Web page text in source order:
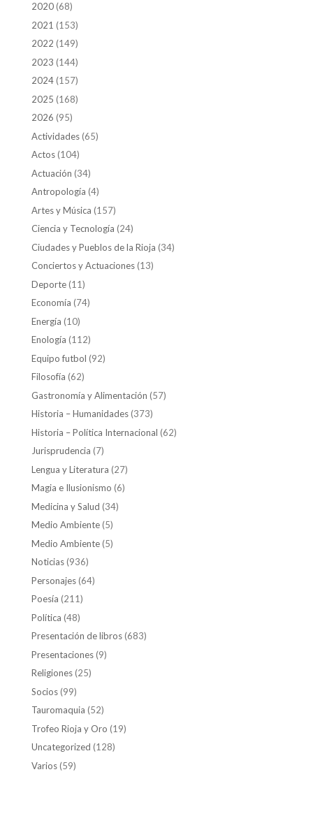
2020(68)
2021 (153)
2022 (149)
2023 (144)
2024(157)
2025 (168)
2026 (95)
Actividades(65)
Actos(104)
Actuación (34)
Antropología (4)
Artes y Música (157)
Ciencia y Tecnología (24)
Ciudades y Pueblos de la Rioja (34)
Conciertos y Actuaciones(13)
Deporte(11)
Economía (74)
Energía (10)
Enología (112)
Equipo futbol (92)
Filosofía (62)
Gastronomía y Alimentación (57)
Historia – Humanidades(373)
Historia – Política Internacional (62)
Jurisprudencia (7)
Lengua y Literatura (27)
Magia e Ilusionismo (6)
Medicina y Salud (34)
Medio Ambiente(5)
Medio Ambiente(5)
Noticias(936)
Personajes(64)
Poesía (211)
Política (48)
Presentación de libros(683)
Presentaciones(9)
Religiones(25)
Socios(99)
Tauromaquia (52)
Trofeo Rioja y Oro (19)
Uncategorized (128)
Varios(59)